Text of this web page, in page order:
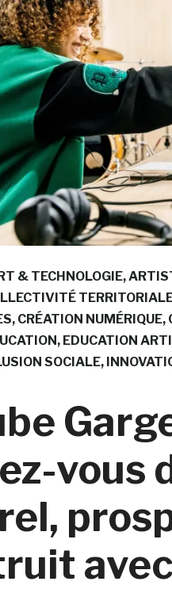
& TECHNOLOGIE
CRÉATION NUMÉRIQUE
EDUCATION
SOCIALE
vous